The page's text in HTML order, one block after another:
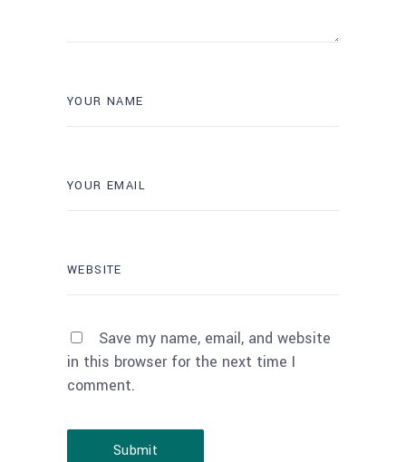
Save my name, email, and website
in this browser for the next time I
comment.
Submit